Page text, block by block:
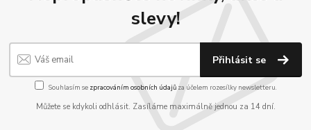
slevy!
Přihlásit se
Souhlasím se zpracováním osobních údajůza účelem rozesílky newsletteru.
Můžete se kdykoli odhlásit. Zasíláme maximálně jednou za 14 dní.